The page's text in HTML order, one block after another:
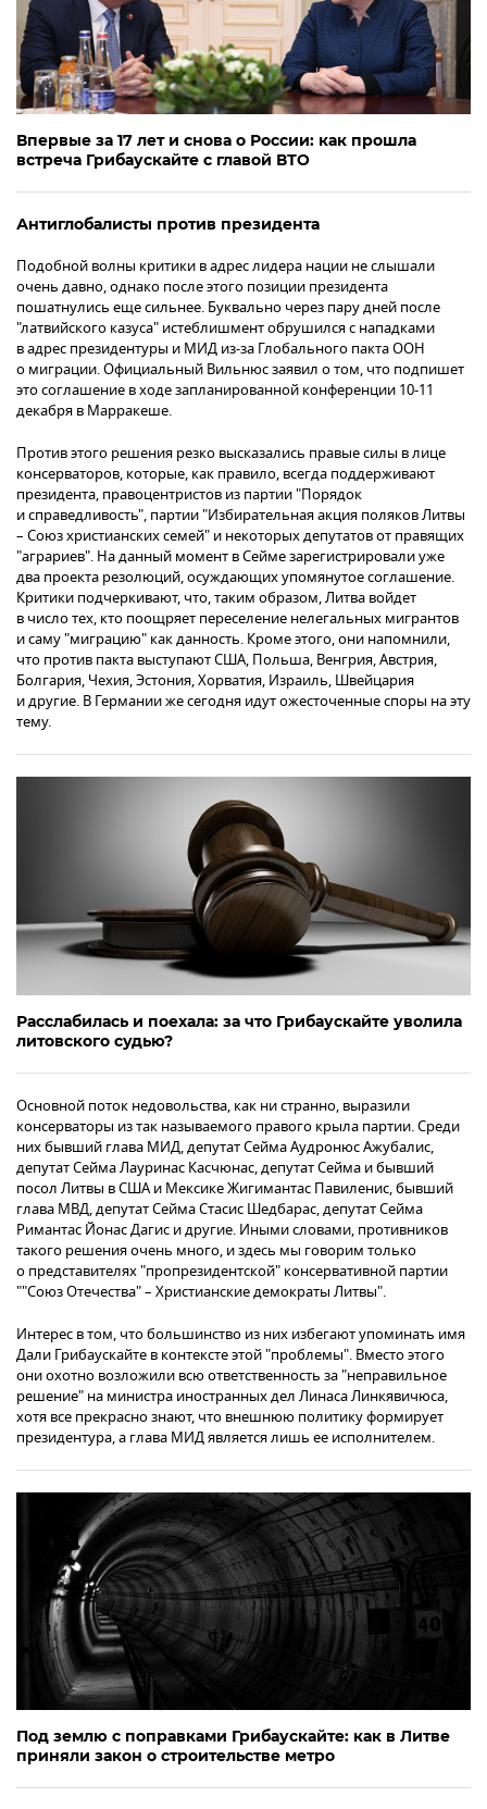
Впервые за 17 лет и снова о России: как прошла
встреча Грибаускайте с главой ВТО
Антиглобалисты против президента
Подобной волны критики в адрес лидера нации не слышали
очень давно, однако после этого позиции президента
пошатнулись еще сильнее. Буквально через пару дней после
"латвийского казуса" истеблишмент обрушился с нападками
в адрес президентуры и МИД из-за Глобального пакта ООН
о миграции. Официальный Вильнюс заявил о том, что подпишет
это соглашение в ходе запланированной конференции 10-11
декабря в Марракеше.
Против этого решения резко высказались правые силы в лице
консерваторов, которые, как правило, всегда поддерживают
президента, правоцентристов из партии "Порядок
и справедливость", партии "Избирательная акция поляков Литвы
– Союз христианских семей" и некоторых депутатов от правящих
"аграриев". На данный момент в Сейме зарегистрировали уже
два проекта резолюций, осуждающих упомянутое соглашение.
Критики подчеркивают, что, таким образом, Литва войдет
в число тех, кто поощряет переселение нелегальных мигрантов
и саму "миграцию" как данность. Кроме этого, они напомнили,
что против пакта выступают США, Польша, Венгрия, Австрия,
Болгария, Чехия, Эстония, Хорватия, Израиль, Швейцария
и другие. В Германии же сегодня идут ожесточенные споры на эту
тему.
Расслабилась и поехала: за что Грибаускайте уволила
литовского судью?
Основной поток недовольства, как ни странно, выразили
консерваторы из так называемого правого крыла партии. Среди
них бывший глава МИД, депутат Сейма Аудронюс Ажубалис,
депутат Сейма Лауринас Касчюнас, депутат Сейма и бывший
посол Литвы в США и Мексике Жигимантас Павиленис, бывший
глава МВД, депутат Сейма Стасис Шедбарас, депутат Сейма
Римантас Йонас Дагис и другие. Иными словами, противников
такого решения очень много, и здесь мы говорим только
о представителях "пропрезидентской" консервативной партии
""Союз Отечества" – Христианские демократы Литвы".
Интерес в том, что большинство из них избегают упоминать имя
Дали Грибаускайте в контексте этой "проблемы". Вместо этого
они охотно возложили всю ответственность за "неправильное
решение" на министра иностранных дел Линаса Линкявичюса,
хотя все прекрасно знают, что внешнюю политику формирует
президентура, а глава МИД является лишь ее исполнителем.
Под землю с поправками Грибаускайте: как в Литве
приняли закон о строительстве метро